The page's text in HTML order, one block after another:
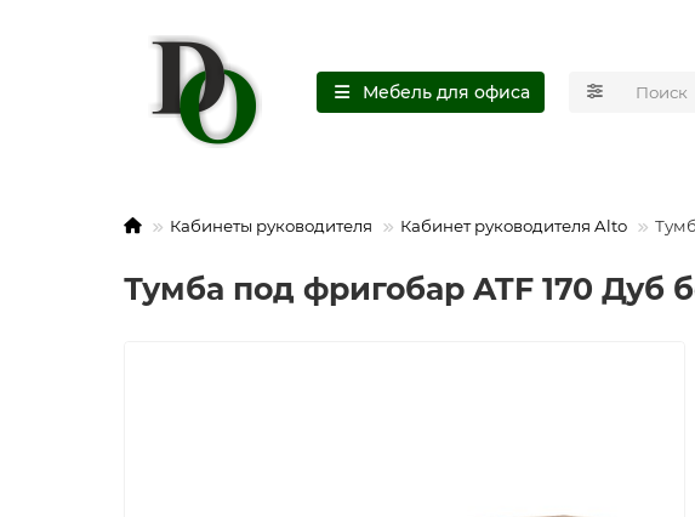
Мебель для офиса
Кабинеты руководителя Кабинет руководителя Alto
Тумба под фригобар ATF 170 Дуб